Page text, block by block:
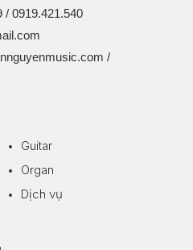
/ 0919.421.540
/
Guitar
Organ
Dịch vụ